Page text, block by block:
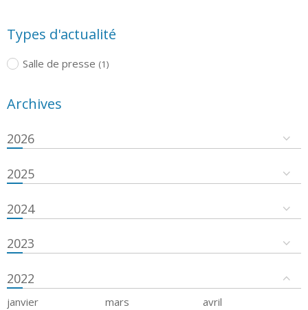
Types d'actualité
Salle de presse (1)
Archives
2026
2025
2024
2023
2022
janvier mars
avril